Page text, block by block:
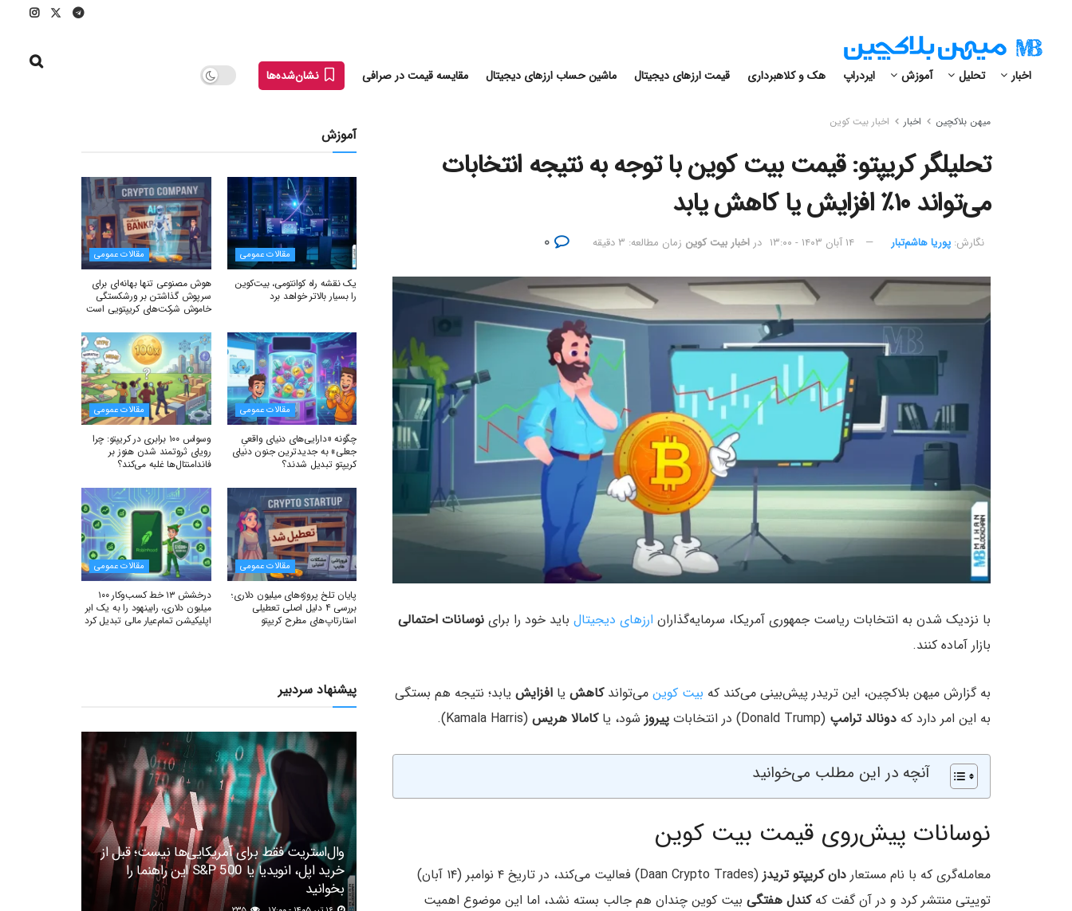
اخبار تحلیل آموزش ایردراپ هک و کلاهبرداری قیمت ارزهای دیجیتال ماشین حساب ارزهای دیجیتال مقایسه قیمت در صرافی نشان‌شده‌ها
میهن بلاکچین اخبار اخبار بیت کوین
تحلیلگر کریپتو: قیمت بیت کوین با توجه به نتیجه انتخابات
می‌تواند ۱۰٪ افزایش یا کاهش یابد
نگارش:‌ پوریا هاشم‌تبار ۱۴ آبان ۱۴۰۳ - ۱۳:۰۰ در اخبار بیت کوین زمان مطالعه: ۳ دقیقه
با نزدیک شدن به انتخابات ریاست جمهوری آمریکا، سرمایه‌گذاران ارزهای دیجیتال باید خود را برای نوسانات احتمالی
بازار آماده کنند.
به گزارش میهن بلاکچین، این تریدر پیش‌بینی می‌کند که بیت کوین می‌تواند کاهش یا افزایش یابد؛ نتیجه هم بستگی
به این امر دارد که دونالد ترامپ (Donald Trump) در انتخابات پیروز شود، یاکامالا هریس (Kamala Harris).
آنچه در این مطلب می‌خوانید
نوسانات پیش‌روی قیمت بیت کوین
معامله‌گری که با نام مستعار دان کریپتو تریدز
(Daan Crypto Trades) فعالیت می‌کند، در تاریخ ۴ نوامبر (۱۴ آبان)
توییتی منتشر کرد و در آن گفت کهکندل هفتگی بیت کوین چندان هم جالب بسته نشد، اما این موضوع اهمیت
آموزش
مقالات عمومی
یک نقشه راه کوانتومی، بیت‌کوین
را بسیار بالاتر خواهد برد
مقالات عمومی
هوش مصنوعی تنها بهانه‌ای برای
سرپوش گذاشتن بر ورشکستگی
خاموش شرکت‌های کریپتویی است
مقالات عمومی
چگونه «دارایی‌های دنیای واقعیِ
جعلی» به جدیدترین جنون دنیای
کریپتو تبدیل شدند؟
مقالات عمومی
وسواس ۱۰۰ برابری در کریپتو: چرا
رویای ثروتمند شدن هنوز بر
فاندامنتال‌ها غلبه می‌کند؟
مقالات عمومی
پایان تلخ پروژه‌های میلیون دلاری؛
بررسی ۴ دلیل اصلی تعطیلی
استارتاپ‌های مطرح کریپتو
مقالات عمومی
درخشش ۱۳ خط کسب‌وکار ۱۰۰
میلیون دلاری، رابینهود را به یک ابر
اپلیکیشن تمام‌عیار مالی تبدیل کرد
پیشنهاد سردبیر
وال‌استریت فقط برای آمریکایی‌ها نیست؛ قبل از
خرید اپل، انویدیا یا S&P 500 این راهنما را
بخوانید